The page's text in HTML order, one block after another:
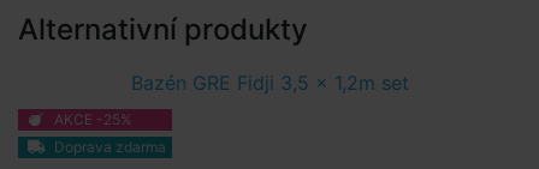
Alternativní produkty
Bazén GRE Fidji 3,5 x 1,2m set
AKCE -25%
Doprava zdarma